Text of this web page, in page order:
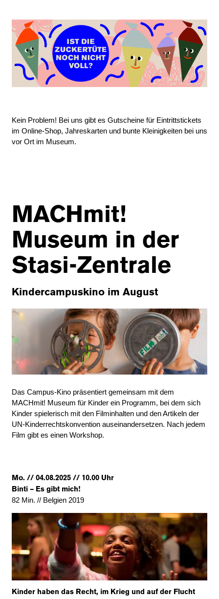
Kein Problem! Bei uns gibt es Gutscheine für Eintrittstickets
im Online-Shop, Jahreskarten und bunte Kleinigkeiten bei uns
vor Ort im Museum.
MACHmit!
Museum in der
Stasi-Zentrale
Kindercampuskino im August
Das Campus-Kino präsentiert gemeinsam mit dem
MACHmit! Museum für Kinder ein Programm, bei dem sich
Kinder spielerisch mit den Filminhalten und den Artikeln der
UN-Kinderrechtskonvention auseinandersetzen. Nach jedem
Film gibt es einen Workshop.
Mo. // 04.08.2025 // 10.00 Uhr
Binti – Es gibt mich!
82 Min. // Belgien 2019
Kinder haben das Recht, im Krieg und auf der Flucht